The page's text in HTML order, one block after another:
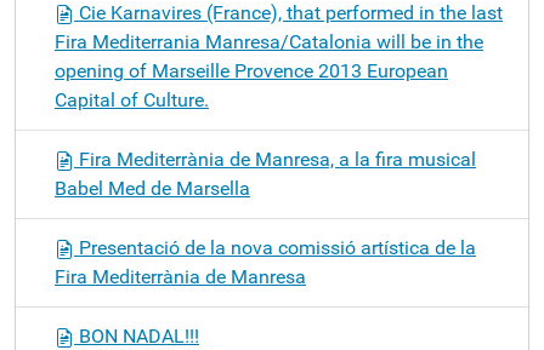
Cie Karnavires (France), that performed in the last
Fira Mediterrania Manresa/Catalonia will be in the
opening of Marseille Provence 2013 European
Capital of Culture.
Fira Mediterrània de Manresa, a la fira musical
Babel Med de Marsella
Presentació de la nova comissió artística de la
Fira Mediterrània de Manresa
BON NADAL!!!